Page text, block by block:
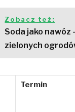
Zobacz też:
Soda jako nawóz
zielonych
Termin